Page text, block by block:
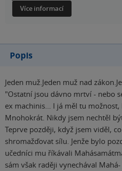
Více informací
Popis
Jeden muž.Jeden muž nad
"Ostatní jsou dávno mrtví - nebo
ex machinis... I já měl tu možnost,
Mnohokrát. Nikdy jsem nechtěl
Teprve později, když jsem viděl,
shromažďovat sílu. Jenže bylo
učedníci mu říkávali
sám však raději vynechával